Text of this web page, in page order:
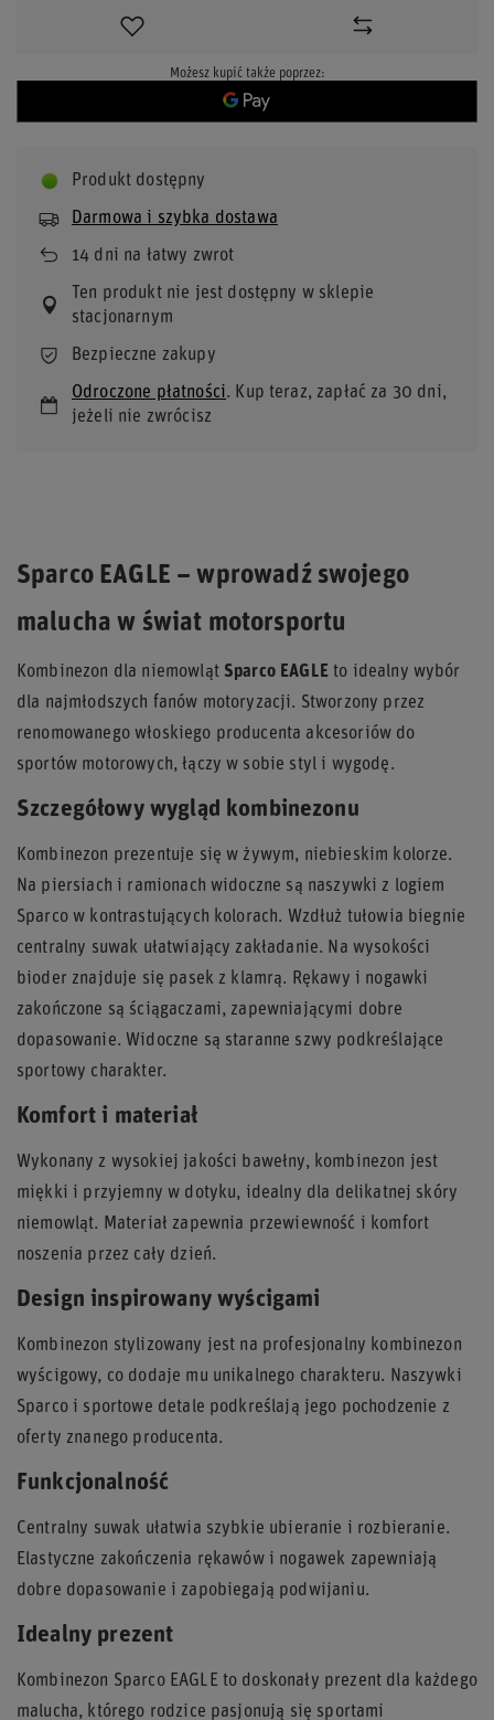
Możesz kupić także poprzez:
Produkt dostępny
Darmowa i szybka dostawa
14 dni na łatwy zwrot
Ten produkt nie jest dostępny w sklepie
stacjonarnym
Bezpieczne zakupy
Odroczone płatności. Kup teraz, zapłać za 30 dni,
jeżeli nie zwrócisz
Sparco EAGLE – wprowadź swojego
malucha w świat motorsportu
Kombinezon dla niemowląt Sparco EAGLEto idealny wybór
dla najmłodszych fanów motoryzacji. Stworzony przez
renomowanego włoskiego producenta akcesoriów do
sportów motorowych, łączy w sobie styl i wygodę.
Szczegółowy wygląd kombinezonu
Kombinezon prezentuje się w żywym, niebieskim kolorze.
Na piersiach i ramionach widoczne są naszywki z logiem
Sparco w kontrastujących kolorach. Wzdłuż tułowia biegnie
centralny suwak ułatwiający zakładanie. Na wysokości
bioder znajduje się pasek z klamrą. Rękawy i nogawki
zakończone są ściągaczami, zapewniającymi dobre
dopasowanie. Widoczne są staranne szwy podkreślające
sportowy charakter.
Komfort i materiał
Wykonany z wysokiej jakości bawełny, kombinezon jest
miękki i przyjemny w dotyku, idealny dla delikatnej skóry
niemowląt. Materiał zapewnia przewiewność i komfort
noszenia przez cały dzień.
Design inspirowany wyścigami
Kombinezon stylizowany jest na profesjonalny kombinezon
wyścigowy, co dodaje mu unikalnego charakteru. Naszywki
Sparco i sportowe detale podkreślają jego pochodzenie z
oferty znanego producenta.
Funkcjonalność
Centralny suwak ułatwia szybkie ubieranie i rozbieranie.
Elastyczne zakończenia rękawów i nogawek zapewniają
dobre dopasowanie i zapobiegają podwijaniu.
Idealny prezent
Kombinezon Sparco EAGLE to doskonały prezent dla każdego
malucha, którego rodzice pasjonują się sportami